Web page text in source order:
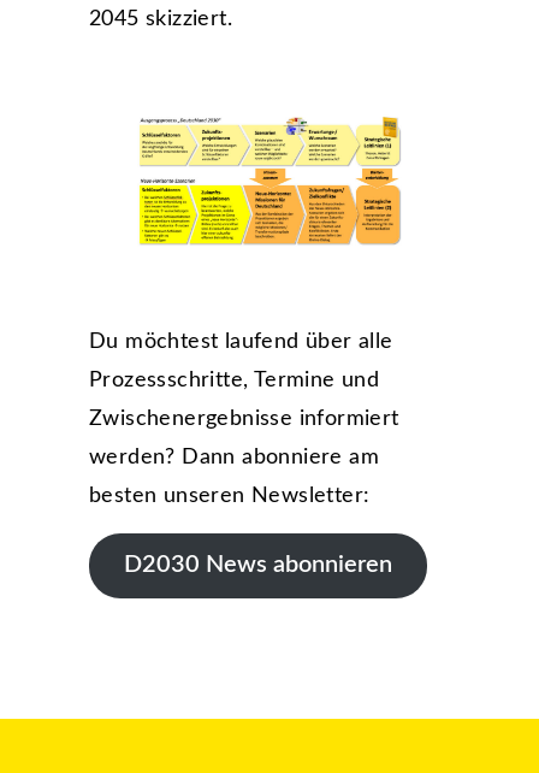
2045 skizziert.
Du möchtest laufend über alle
Prozessschritte, Termine und
Zwischenergebnisse informiert
werden? Dann abonniere am
besten unseren Newsletter:
D2030 News abonnieren